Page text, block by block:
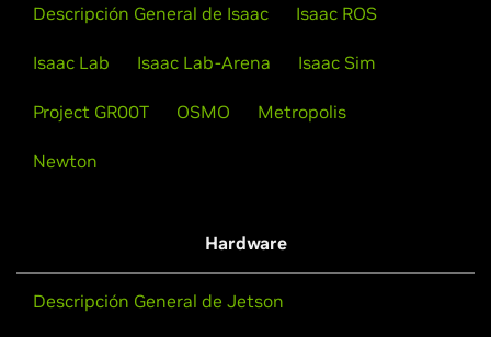
Descripción General de Isaac Isaac ROS
Isaac Lab Isaac Lab-Arena Isaac Sim
Project GR00T OSMO Metropolis
Newton
Hardware
Descripción General de Jetson